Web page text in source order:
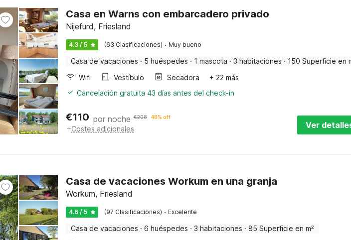
Casa en Warns con embarcadero privado
Nijefurd, Friesland
4.3 / 5 (63 Clasificaciones) · Muy bueno
Casa de vacaciones · 5 huéspedes · 1 mascota · 3 habitaciones · 150 Superficie en
Wifi
Vestíbulo Secadora
+ 22 más
Cancelación gratuita 43 días antes del check-in
€110 por noche €208 48% off
+Costes adicionales Ver
Casa de vacaciones Workum en una granja
Workum, Friesland
4.6 / 5 (97 Clasificaciones) · Excelente
Casa de vacaciones · 6 huéspedes · 3 habitaciones · 85 Superficie en m²